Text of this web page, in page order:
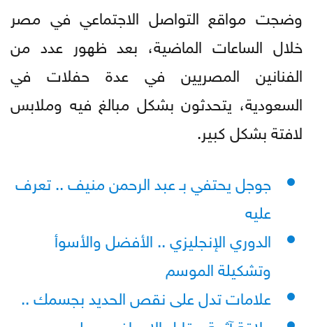
وضجت مواقع التواصل الاجتماعي في مصر
خلال الساعات الماضية، بعد ظهور عدد من
الفنانين المصريين في عدة حفلات في
السعودية، يتحدثون بشكل مبالغ فيه وملابس
لافتة بشكل كبير.
جوجل يحتفي بـ عبد الرحمن منيف .. تعرف
عليه
الدوري الإنجليزي .. الأفضل والأسوأ
وتشكيلة الموسم
علامات تدل على نقص الحديد بجسمك ..